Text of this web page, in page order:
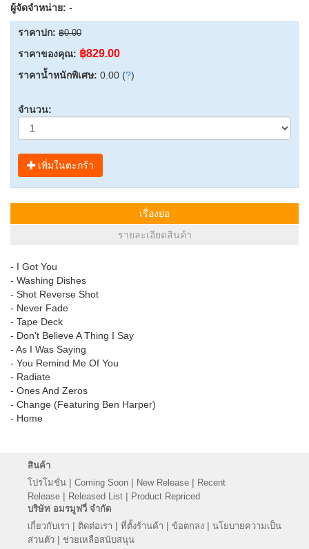
ผู้จัดจำหน่าย: -
ราคาปก: ฿0.00
ราคาของคุณ: ฿829.00
ราคาน้ำหนักพิเศษ: 0.00 (?)
จำนวน:
เพิ่มในตะกร้า
เรื่องย่อ
รายละเอียดสินค้า
- I Got You
- Washing Dishes
- Shot Reverse Shot
- Never Fade
- Tape Deck
- Don't Believe A Thing I Say
- As I Was Saying
- You Remind Me Of You
- Radiate
- Ones And Zeros
- Change (Featuring Ben Harper)
- Home
สินค้า
โปรโมชั่น | Coming Soon | New Release | Recent
Release | Released List | Product Repriced
บริษัท อมรมูฟวี่ จำกัด
เกี่ยวกับเรา | ติดต่อเรา | ที่ตั้งร้านค้า | ข้อตกลง | นโยบายความเป็น
ส่วนตัว | ช่วยเหลือสนับสนุน